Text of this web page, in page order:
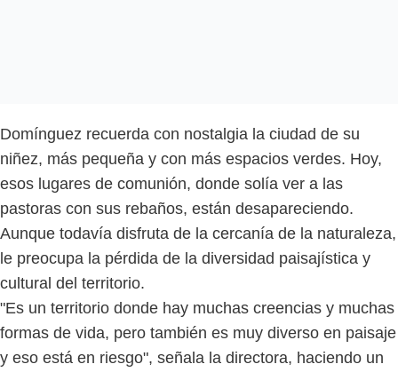
Domínguez recuerda con nostalgia la ciudad de su
niñez, más pequeña y con más espacios verdes. Hoy,
esos lugares de comunión, donde solía ver a las
pastoras con sus rebaños, están desapareciendo.
Aunque todavía disfruta de la cercanía de la naturaleza,
le preocupa la pérdida de la diversidad paisajística y
cultural del territorio.
"Es un territorio donde hay muchas creencias y muchas
formas de vida, pero también es muy diverso en paisaje
y eso está en riesgo", señala la directora, haciendo un